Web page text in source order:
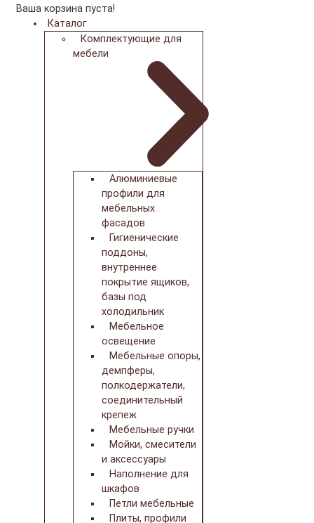
Ваша корзина пуста!
Каталог
Комплектующие для
мебели
Алюминиевые
профили для
мебельных
фасадов
Гигиенические
поддоны,
внутреннее
покрытие ящиков,
базы под
холодильник
Мебельное
освещение
Мебельные опоры,
демпферы,
полкодержатели,
соединительный
крепеж
Мебельные ручки
Мойки, смесители
и аксессуары
Наполнение для
шкафов
Петли мебельные
Плиты, профили